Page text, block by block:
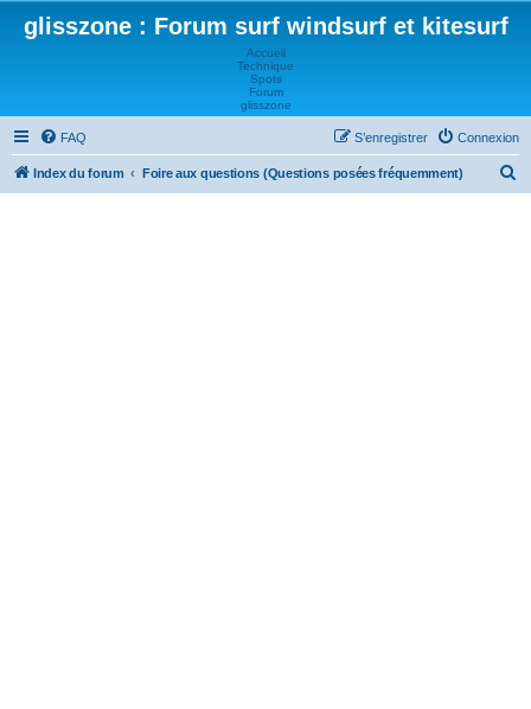
glisszone : Forum surf windsurf et kitesurf
Accueil
Technique
Spots
Forum
glisszone
FAQ Connexion
S’enregistrer
Index du forum Foire aux questions (Questions posées fréquemment)